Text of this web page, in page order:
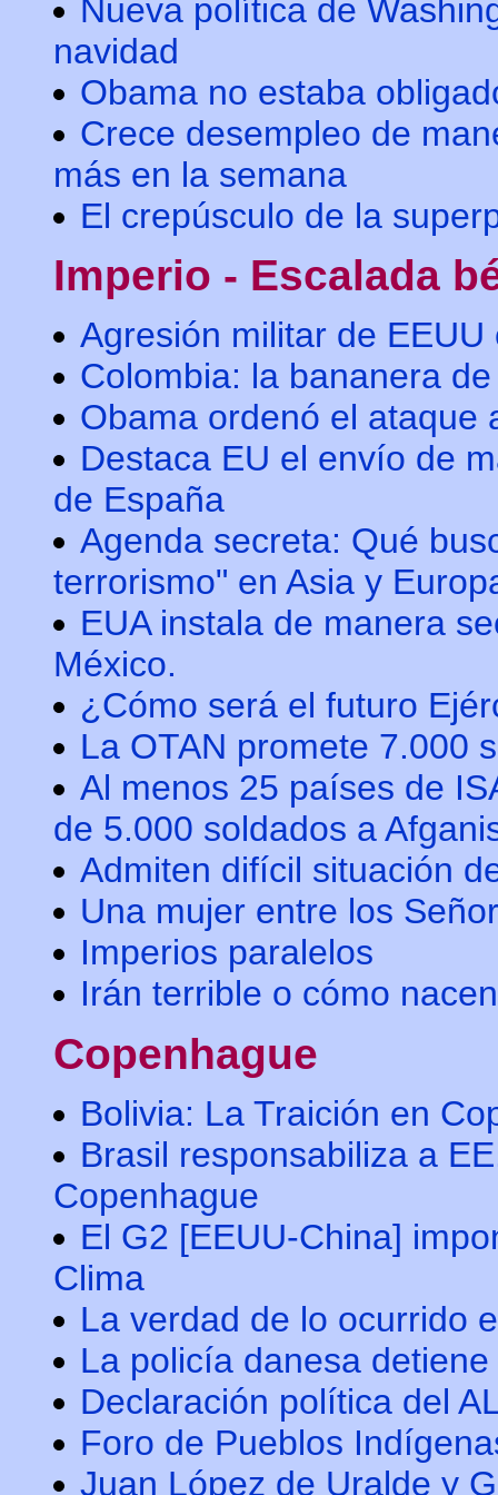
Nueva política de
navidad
Obama no estaba
Crece desempleo de
más en la semana
El crepúsculo de la
Imperio - Escalada
Agresión militar de
Colombia: la bananera
Obama ordenó el ataque
Destaca EU el envío de
de España
Agenda secreta: Qué
terrorismo" en Asia y
EUA instala de manera
México.
¿Cómo será el futuro
La OTAN promete 7.000
Al menos 25 países de
de 5.000 soldados a
Admiten difícil situación
Una mujer entre los
Imperios paralelos
Irán terrible o cómo
Copenhague
Bolivia: La Traición en
Brasil responsabiliza a
Copenhague
El G2 [EEUU-China]
Clima
La verdad de lo ocurrido
La policía danesa
Declaración política del
Foro de Pueblos
Juan López de Uralde y